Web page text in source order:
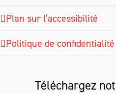
Plan sur l’accessibilité
Politique de confidentialité
Téléchargez